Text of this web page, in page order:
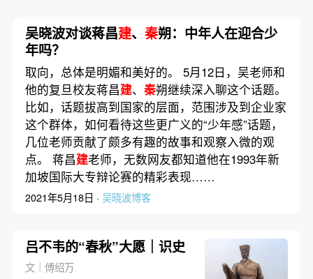
吴晓波对谈蒋昌建、 秦朔：中年人在迎合少
年吗？
取向，总体是明媚和美好的。 5月12日，吴老师和
他的复旦校友蒋昌建、 秦朔继续深入聊这个话题。
比如，话题拔高到国家的层面，范围涉及到企业家
这个群体，如何看待这些更广义的“少年感”话题，
几位老师贡献了颇多有趣的故事和观察入微的观
点。 蒋昌建老师，无数网友都知道他在1993年新
加坡国际大专辩论赛的精彩表现……
2021年5月18日 · 吴晓波博客
吕不韦的“春秋”大愿｜识史
文｜傅绍万